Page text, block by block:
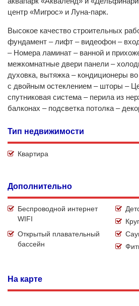
центр «Мигрос» и Луна-парк.
Высокое качество строительных
фундамент – лифт – видеофон –
– Номера ламинат – ванной и
межкомнатные двери панели –
духовка, вытяжка – кондиционеры
с двойным остеклением – шторы –
спутниковая система – перила из
балконах – подсветка потолка –
Тип недвижимости
Квартира
Дополнительно
Беспроводной интернет
WIFI
Открытый плавательный
бассейн
На карте